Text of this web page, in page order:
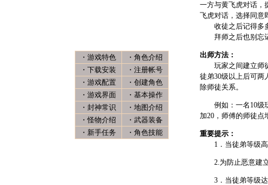
・ 游戏特色 ・ 角色介绍
・ 下载安装 ・ 注册帐号
・ 游戏配置 ・ 创建角色
・ 游戏界面 ・ 基本操作
・ 封神常识 ・ 地图介绍
・怪物介绍 ・ 武器装备
・ 新手任务 ・ 角色技能
一方与黄飞虎对话，
飞虎对话，选择同意
收徒之后记得多多
拜师之后也别忘记
出师方法：
玩家之间建立师徒
徒弟30级以上后可两
除师徒关系。
例如：一名10级玩
加20，师傅的师徒点
重要提示：
1．当徒弟等级高
2.为防止恶意建立
3．当徒弟等级达